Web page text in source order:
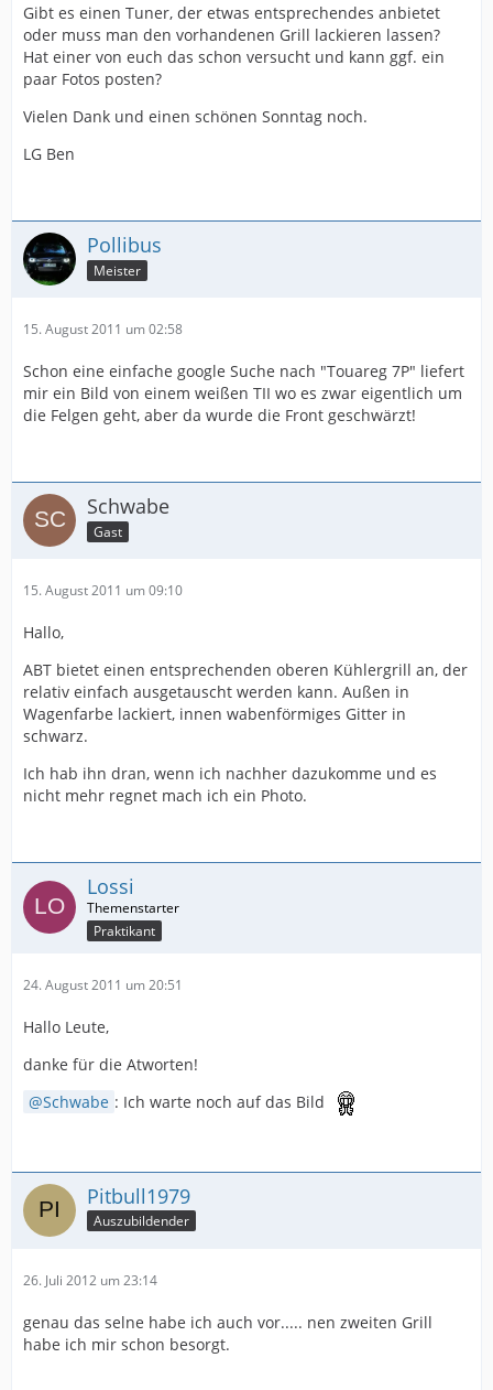
Gibt es einen Tuner, der etwas entsprechendes anbietet
oder muss man den vorhandenen Grill lackieren lassen?
Hat einer von euch das schon versucht und kann ggf. ein
paar Fotos posten?
Vielen Dank und einen schönen Sonntag noch.
LG Ben
Pollibus
Meister
15. August 2011 um 02:58
Schon eine einfache google Suche nach "Touareg 7P" liefert
mir ein Bild von einem weißen TII wo es zwar eigentlich um
die Felgen geht, aber da wurde die Front geschwärzt!
Schwabe
Gast
15. August 2011 um 09:10
Hallo,
ABT bietet einen entsprechenden oberen Kühlergrill an, der
relativ einfach ausgetauscht werden kann. Außen in
Wagenfarbe lackiert, innen wabenförmiges Gitter in
schwarz.
Ich hab ihn dran, wenn ich nachher dazukomme und es
nicht mehr regnet mach ich ein Photo.
Lossi
Praktikant
24. August 2011 um 20:51
Hallo Leute,
danke für die Atworten!
Schwabe : Ich warte noch auf das Bild
Pitbull1979
Auszubildender
26. Juli 2012 um 23:14
genau das selne habe ich auch vor..... nen zweiten Grill
habe ich mir schon besorgt.